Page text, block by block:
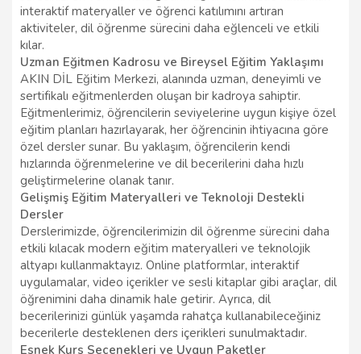
interaktif materyaller ve öğrenci katılımını artıran
aktiviteler, dil öğrenme sürecini daha eğlenceli ve etkili
kılar.
Uzman Eğitmen Kadrosu ve Bireysel Eğitim Yaklaşımı
AKIN DİL Eğitim Merkezi, alanında uzman, deneyimli ve
sertifikalı eğitmenlerden oluşan bir kadroya sahiptir.
Eğitmenlerimiz, öğrencilerin seviyelerine uygun kişiye özel
eğitim planları hazırlayarak, her öğrencinin ihtiyacına göre
özel dersler sunar. Bu yaklaşım, öğrencilerin kendi
hızlarında öğrenmelerine ve dil becerilerini daha hızlı
geliştirmelerine olanak tanır.
Gelişmiş Eğitim Materyalleri ve Teknoloji Destekli
Dersler
Derslerimizde, öğrencilerimizin dil öğrenme sürecini daha
etkili kılacak modern eğitim materyalleri ve teknolojik
altyapı kullanmaktayız. Online platformlar, interaktif
uygulamalar, video içerikler ve sesli kitaplar gibi araçlar, dil
öğrenimini daha dinamik hale getirir. Ayrıca, dil
becerilerinizi günlük yaşamda rahatça kullanabileceğiniz
becerilerle desteklenen ders içerikleri sunulmaktadır.
Esnek Kurs Seçenekleri ve Uygun Paketler